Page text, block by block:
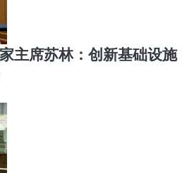
主席苏林：创新基础设施